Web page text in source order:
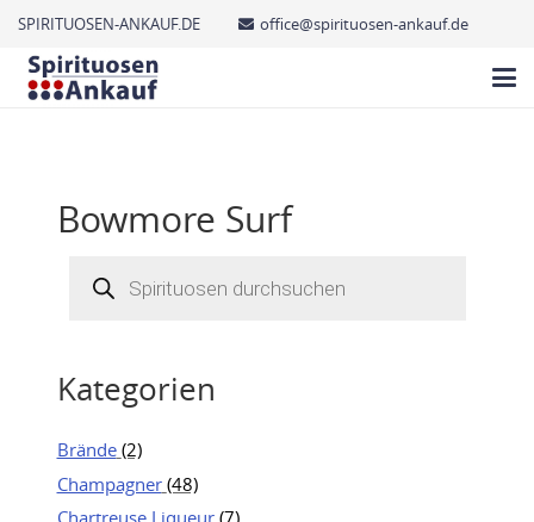
SPIRITUOSEN-ANKAUF.DE office@spirituosen-ankauf.de
Bowmore Surf
search
Kategorien
Brände (2)
Champagner (48)
Chartreuse Liqueur (7)